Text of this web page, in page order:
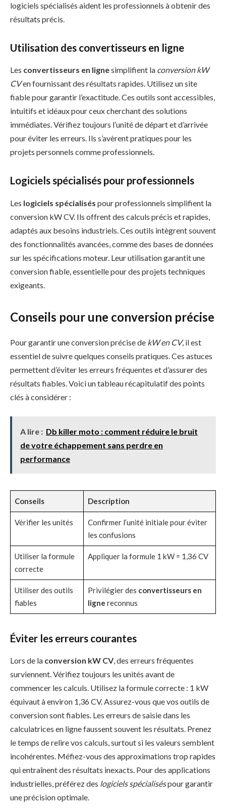
logiciels spécialisés aident les professionnels à obtenir des
résultats précis.
Utilisation des convertisseurs en ligne
Les convertisseurs en lignesimplifient la conversion kW
CVen fournissant des résultats rapides. Utilisez un site
fiable pour garantir l’exactitude. Ces outils sont accessibles,
intuitifs et idéaux pour ceux cherchant des solutions
immédiates. Vérifiez toujours l’unité de départ et d’arrivée
pour éviter les erreurs. Ils s’avèrent pratiques pour les
projets personnels comme professionnels.
Logiciels spécialisés pour professionnels
Les logiciels spécialisés pour professionnels simplifient la
conversion kW CV. Ils offrent des calculs précis et rapides,
adaptés aux besoins industriels. Ces outils intègrent souvent
des fonctionnalités avancées, comme des bases de données
sur les spécifications moteur. Leur utilisation garantit une
conversion fiable, essentielle pour des projets techniques
exigeants.
Conseils pour une conversion précise
Pour garantir une conversion précise de kW en CV, il est
essentiel de suivre quelques conseils pratiques. Ces astuces
permettent d’éviter les erreurs fréquentes et d’assurer des
résultats fiables. Voici un tableau récapitulatif des points
clés à considérer :
A lire : Db killer moto : comment réduire le bruit
de votre échappement sans perdre en
performance
Conseils Description
Vérifier les unités
Confirmer l’unité initiale pour éviter
les confusions
Utiliser la formule
correcte
Appliquer la formule 1 kW = 1,36 CV
Utiliser des outils
fiables
Privilégier des convertisseurs en
ligne reconnus
Éviter les erreurs courantes
Lors de la conversion kW CV, des erreurs fréquentes
surviennent. Vérifiez toujours les unités avant de
commencer les calculs. Utilisez la formule correcte : 1 kW
équivaut à environ 1,36 CV. Assurez-vous que vos outils de
conversion sont fiables. Les erreurs de saisie dans les
calculatrices en ligne faussent souvent les résultats. Prenez
le temps de relire vos calculs, surtout si les valeurs semblent
incohérentes. Méfiez-vous des approximations trop rapides
qui entraînent des résultats inexacts. Pour des applications
industrielles, préférez des logiciels spécialiséspour garantir
une précision optimale.